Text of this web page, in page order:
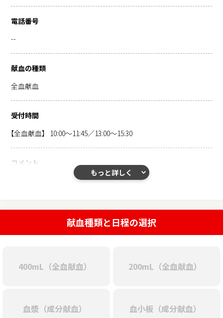
電話番号
--
献血の種類
全血献血
受付時間
【全血献血】 10:00～11:45／13:00～15:30
コメント
▸Web予約・変更・キャンセルは、当日の献血ご希望時間の
常のご案内となります。ご了承ください。
▸天候や当日の状況等により、ご予約いただいた時間に受付を開
み受付させていただきます。ご予約はお電話（0263-88-2650※平
もっと詳しく
献血種類と日程の選択
400mL（全血献血） 200mL（全血献血）
血漿（成分献血） 血小板（成分献血）